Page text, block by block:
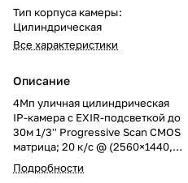
Тип корпуса камеры:
Цилиндрическая
Все характеристики
Описание
4Мп уличная цилиндрическая
IP-камера с EXIR-подсветкой до
30м 1/3'' Progressive Scan CMOS
матрица; 20 к/с @ (2560×1440,
2304×1296), 25 к/с
@(1920×1080, 1280×720);
Подробности